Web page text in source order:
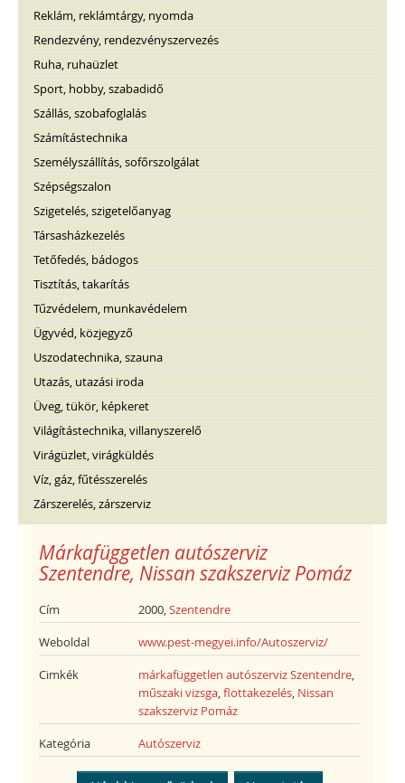
Reklám, reklámtárgy, nyomda
Rendezvény, rendezvényszervezés
Ruha, ruhaüzlet
Sport, hobby, szabadidő
Szállás, szobafoglalás
Számítástechnika
Személyszállítás, sofőrszolgálat
Szépségszalon
Szigetelés, szigetelőanyag
Társasházkezelés
Tetőfedés, bádogos
Tisztítás, takarítás
Tűzvédelem, munkavédelem
Ügyvéd, közjegyző
Uszodatechnika, szauna
Utazás, utazási iroda
Üveg, tükör, képkeret
Világítástechnika, villanyszerelő
Virágüzlet, virágküldés
Víz, gáz, fűtésszerelés
Zárszerelés, zárszerviz
Márkafüggetlen autószerviz
Szentendre, Nissan szakszerviz Pomáz
Cím 2000,Szentendre
Weboldal www.pest-megyei.info/Autoszerviz/
Cimkék márkafüggetlen autószerviz Szentendre,
műszaki vizsga,flottakezelés, Nissan
szakszerviz Pomáz
Kategória Autószerviz